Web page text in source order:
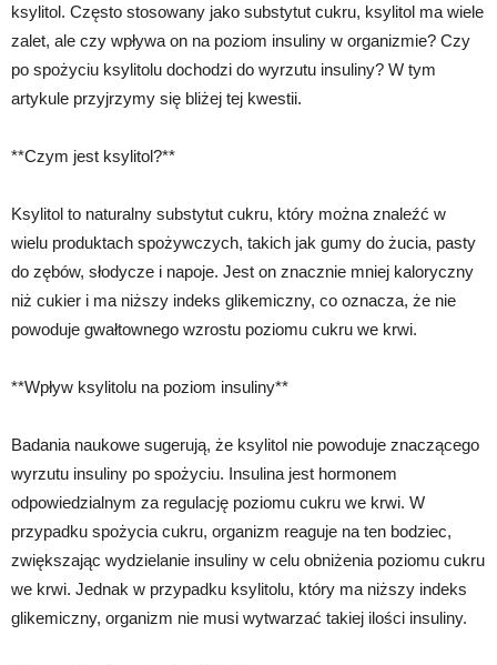
ksylitol. Często stosowany jako substytut cukru, ksylitol ma wiele
zalet, ale czy wpływa on na poziom insuliny w organizmie? Czy
po spożyciu ksylitolu dochodzi do wyrzutu insuliny? W tym
artykule przyjrzymy się bliżej tej kwestii.
**Czym jest ksylitol?**
Ksylitol to naturalny substytut cukru, który można znaleźć w
wielu produktach spożywczych, takich jak gumy do żucia, pasty
do zębów, słodycze i napoje. Jest on znacznie mniej kaloryczny
niż cukier i ma niższy indeks glikemiczny, co oznacza, że nie
powoduje gwałtownego wzrostu poziomu cukru we krwi.
**Wpływ ksylitolu na poziom insuliny**
Badania naukowe sugerują, że ksylitol nie powoduje znaczącego
wyrzutu insuliny po spożyciu. Insulina jest hormonem
odpowiedzialnym za regulację poziomu cukru we krwi. W
przypadku spożycia cukru, organizm reaguje na ten bodziec,
zwiększając wydzielanie insuliny w celu obniżenia poziomu cukru
we krwi. Jednak w przypadku ksylitolu, który ma niższy indeks
glikemiczny, organizm nie musi wytwarzać takiej ilości insuliny.